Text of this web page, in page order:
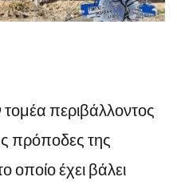
περιβάλλοντος
πρόποδες της
έχει βάλει